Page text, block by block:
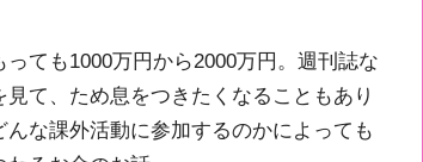
ても1000万円から2000万円。週刊誌な
て、ため息をつきたくなることもあり
な課外活動に参加するのかによっても